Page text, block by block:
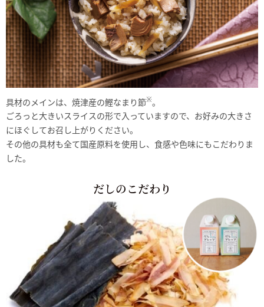
具材のメインは、焼津産の鰹なまり節※。
ごろっと大きいスライスの形で入っていますので、お好みの大きさ
にほぐしてお召し上がりください。
その他の具材も全て国産原料を使用し、食感や色味にもこだわりま
した。
だしのこだわり